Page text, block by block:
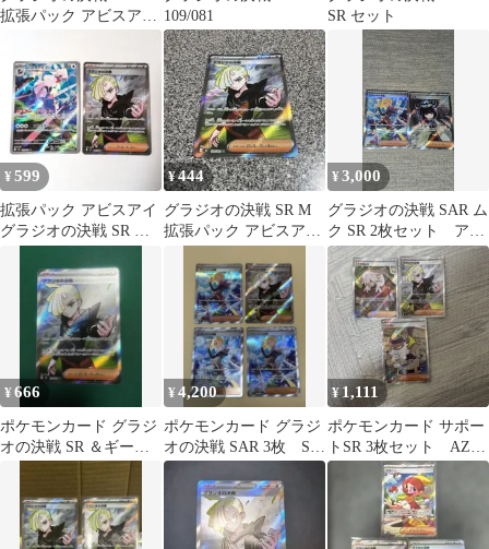
拡張パック アビスアイ 109/081
SR セット
¥ 599
拡張パック アビスアイ
グラジオの決戦 SR シ
¥444
グラジオの決戦 SR M
拡張パック アビスアイ
¥3,000
グラジオの決戦 SAR ム
ク SR 2枚セット アビ
スアイ まとめ売り
¥666
ポケモンカード グラジ
オの決戦 SR ＆ギーマ
¥4,200
ポケモンカード グラジ
オの決戦 SAR 3枚 SR
1枚 まとめ売り
¥ 1,111
ポケモンカード サポー
トSR 3枚セット AZの
安らぎ グラジオの決
戦 タラゴン